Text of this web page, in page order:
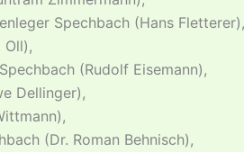
Spechbach (Hans Fletterer),
Oll),
(Rudolf Eisemann),
Dellinger),
(Dr. Roman Behnisch),